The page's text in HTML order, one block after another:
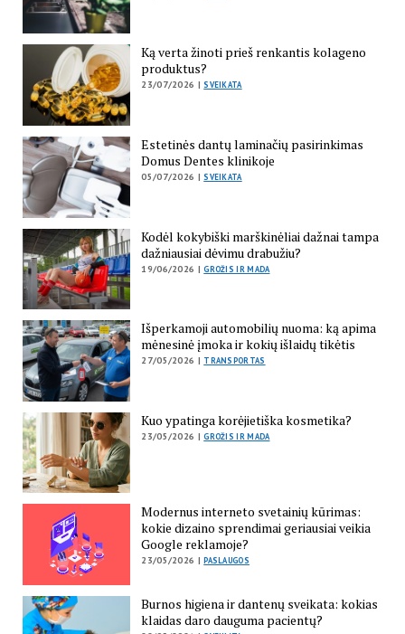
Ką verta žinoti prieš renkantis kolageno
produktus?
23/07/2026 |SVEIKATA
Estetinės dantų laminačių pasirinkimas
Domus Dentes klinikoje
05/07/2026 |SVEIKATA
Kodėl kokybiški marškinėliai dažnai tampa
dažniausiai dėvimu drabužiu?
19/06/2026 |GROŽIS IR MADA
Išperkamoji automobilių nuoma: ką apima
mėnesinė įmoka ir kokių išlaidų tikėtis
27/05/2026 | TRANSPORTAS
Kuo ypatinga korėjietiška kosmetika?
23/05/2026 |GROŽIS IR MADA
Modernus interneto svetainių kūrimas:
kokie dizaino sprendimai geriausiai veikia
Google reklamoje?
23/05/2026 |PASLAUGOS
Burnos higiena ir dantenų sveikata: kokias
klaidas daro dauguma pacientų?